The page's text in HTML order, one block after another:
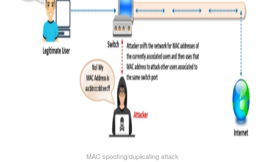
MAC spoofing/duplicating attack